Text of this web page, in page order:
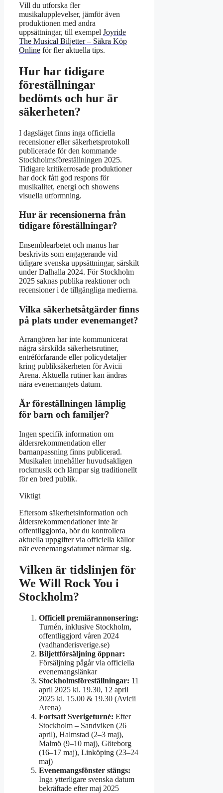
Vill du utforska fler
musikalupplevelser, jämför även
produktionen med andra
uppsättningar, till exempel Joyride
The Musical Biljetter – Säkra Köp
Online för fler aktuella tips.
Hur har tidigare
föreställningar
bedömts och hur är
säkerheten?
I dagsläget finns inga officiella
recensioner eller säkerhetsprotokoll
publicerade för den kommande
Stockholmsföreställningen 2025.
Tidigare kritikerrosade produktioner
har dock fått god respons för
musikalitet, energi och showens
visuella utformning.
Hur är recensionerna från
tidigare föreställningar?
Ensemblearbetet och manus har
beskrivits som engagerande vid
tidigare svenska uppsättningar, särskilt
under Dalhalla 2024. För Stockholm
2025 saknas publika reaktioner och
recensioner i de tillgängliga medierna.
Vilka säkerhetsåtgärder finns
på plats under evenemanget?
Arrangören har inte kommunicerat
några särskilda säkerhetsrutiner,
entréförfarande eller policydetaljer
kring publiksäkerheten för Avicii
Arena. Aktuella rutiner kan ändras
nära evenemangets datum.
Är föreställningen lämplig
för barn och familjer?
Ingen specifik information om
åldersrekommendation eller
barnanpassning finns publicerad.
Musikalen innehåller huvudsakligen
rockmusik och lämpar sig traditionellt
för en bred publik.
Viktigt
Eftersom säkerhetsinformation och
åldersrekommendationer inte är
offentliggjorda, bör du kontrollera
aktuella uppgifter via officiella källor
när evenemangsdatumet närmar sig.
Vilken är tidslinjen för
We Will Rock You i
Stockholm?
Officiell premiärannonsering:
Turnén, inklusive Stockholm,
offentliggjord våren 2024
(vadhanderisverige.se)
Biljettförsäljning öppnar:
Försäljning pågår via officiella
evenemangslänkar
Stockholmsföreställningar: 11
april 2025 kl. 19.30, 12 april
2025 kl. 15.00 & 19.30 (Avicii
Arena)
Fortsatt Sverigeturné: Efter
Stockholm – Sandviken (26
april), Halmstad (2–3 maj),
Malmö (9–10 maj), Göteborg
(16–17 maj), Linköping (23–24
maj)
Evenemangsfönster stängs:
Inga ytterligare svenska datum
bekräftade efter maj 2025